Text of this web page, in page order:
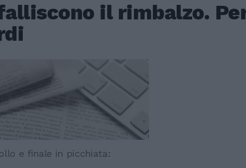
il rimbalzo.
e finale in picchiata: